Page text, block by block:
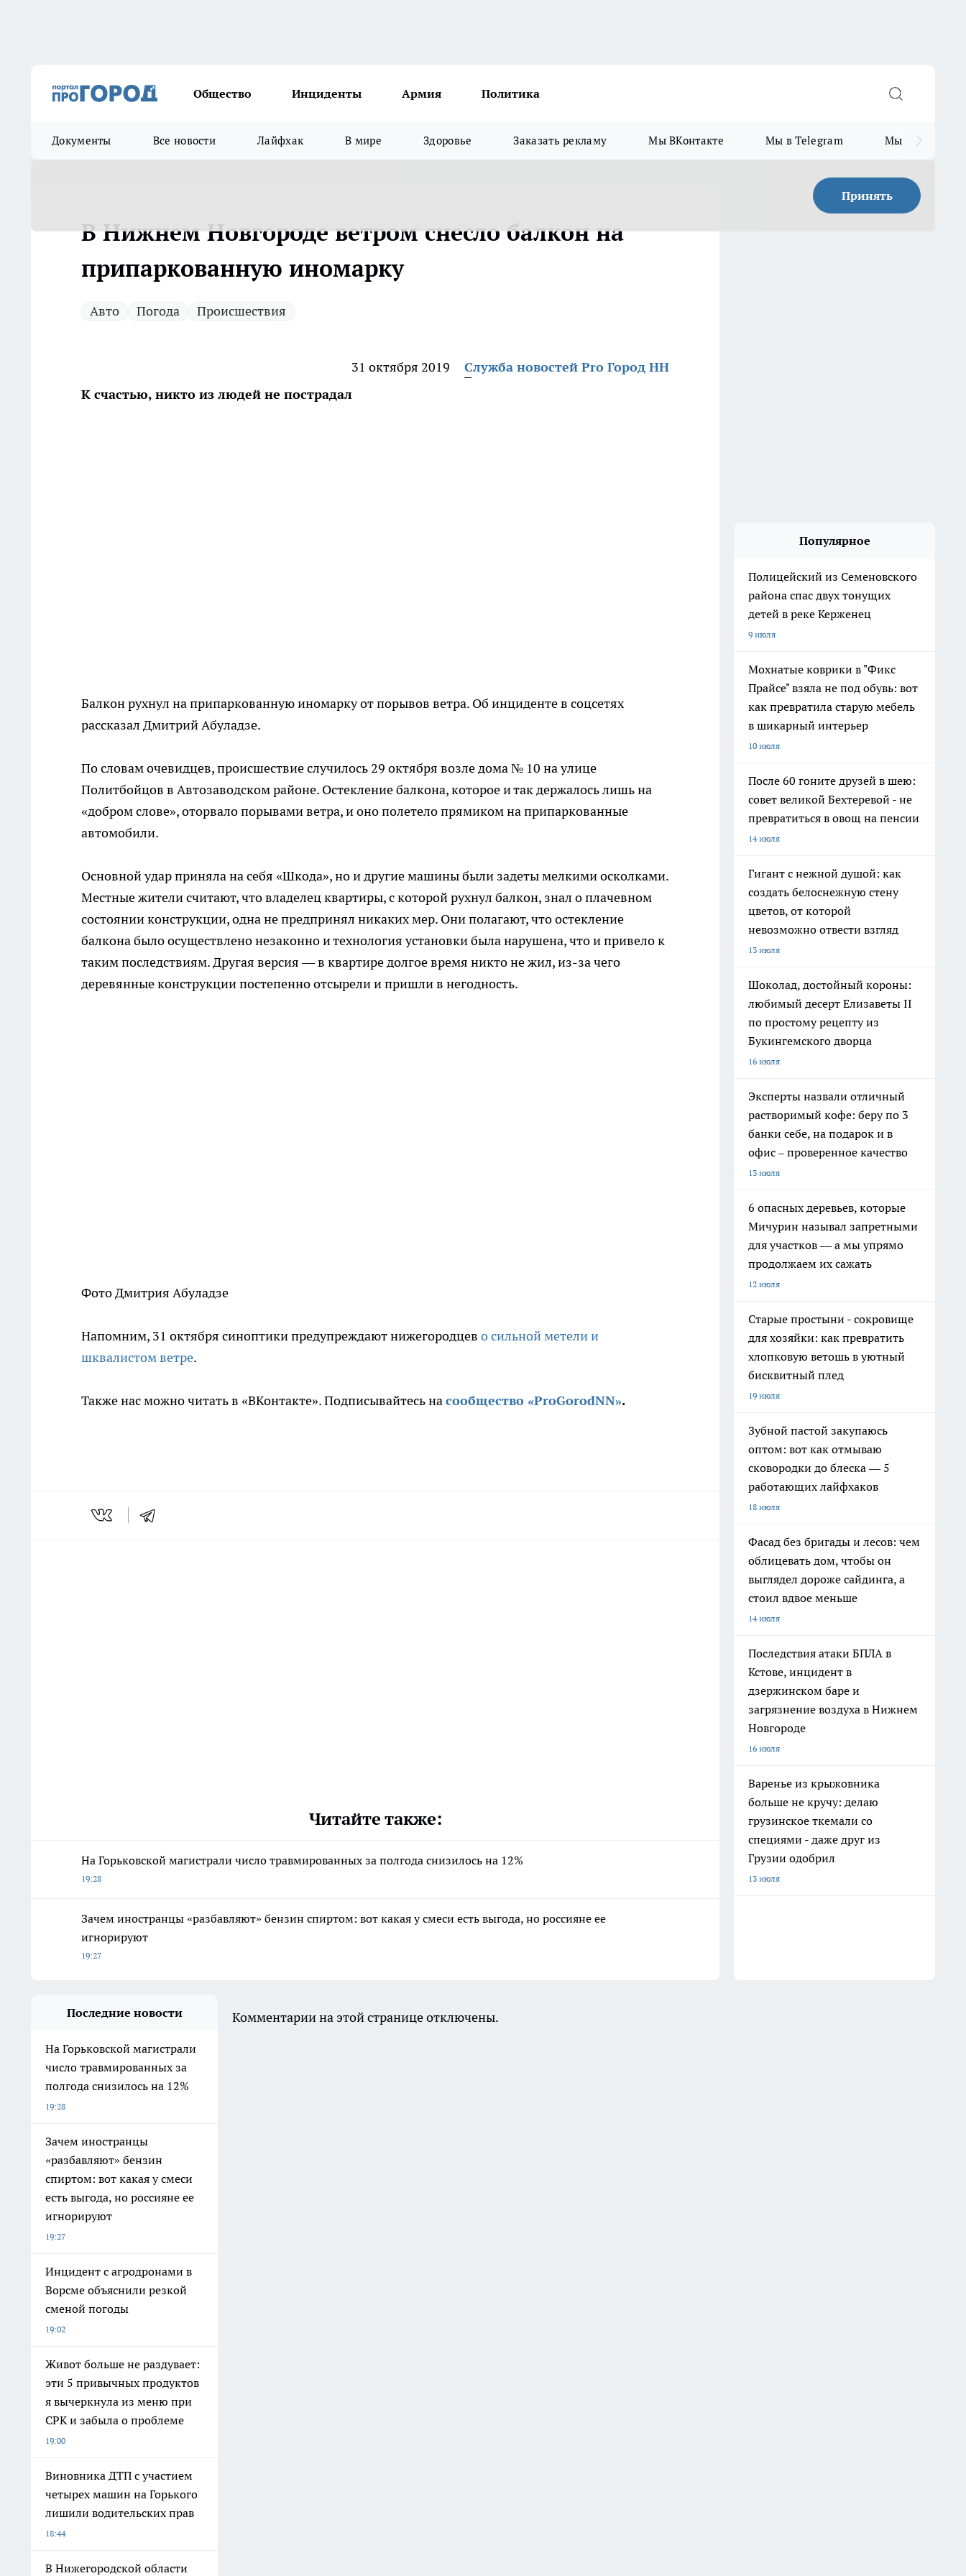
Общество Инциденты Армия Политика
Документы Все новости Лайфхак В мире Здоровье Заказать рекламу Мы ВКонтакте Мы в Telegram Мы в MAX
Принять
В Нижнем Новгороде ветром снесло балкон на
припаркованную иномарку
Авто Погода Происшествия
31 октября 2019
Служба новостей Pro Город НН
К счастью, никто из людей не пострадал
Балкон рухнул на припаркованную иномарку от порывов ветра. Об инциденте в соцсетях
рассказал Дмитрий Абуладзе.
По словам очевидцев, происшествие случилось 29 октября возле дома № 10 на улице
Политбойцов в Автозаводском районе. Остекление балкона, которое и так держалось лишь на
«добром слове», оторвало порывами ветра, и оно полетело прямиком на припаркованные
автомобили.
Основной удар приняла на себя «Шкода», но и другие машины были задеты мелкими осколками.
Местные жители считают, что владелец квартиры, с которой рухнул балкон, знал о плачевном
состоянии конструкции, одна не предпринял никаких мер. Они полагают, что остекление
балкона было осуществлено незаконно и технология установки была нарушена, что и привело к
таким последствиям. Другая версия — в квартире долгое время никто не жил, из-за чего
деревянные конструкции постепенно отсырели и пришли в негодность.
Фото Дмитрия Абуладзе
Напомним, 31 октября синоптики предупреждают нижегородцев о сильной метели и
шквалистом ветре.
Также нас можно читать в «ВКонтакте». Подписывайтесь насообщество «ProGorodNN».
Читайте также:
На Горьковской магистрали число травмированных за полгода снизилось на 12%
19:28
Зачем иностранцы «разбавляют» бензин спиртом: вот какая у смеси есть выгода, но россияне ее
игнорируют
19:27
Популярное
Полицейский из Семеновского
района спас двух тонущих
детей в реке Керженец
9 июля
Мохнатые коврики в "Фикс
Прайсе" взяла не под обувь: вот
как превратила старую мебель
в шикарный интерьер
10 июля
После 60 гоните друзей в шею:
совет великой Бехтеревой - не
превратиться в овощ на пенсии
14 июля
Гигант с нежной душой: как
создать белоснежную стену
цветов, от которой
невозможно отвести взгляд
13 июля
Шоколад, достойный короны:
любимый десерт Елизаветы II
по простому рецепту из
Букингемского дворца
16 июля
Эксперты назвали отличный
растворимый кофе: беру по 3
банки себе, на подарок и в
офис – проверенное качество
13 июля
6 опасных деревьев, которые
Мичурин называл запретными
для участков — а мы упрямо
продолжаем их сажать
12 июля
Старые простыни - сокровище
для хозяйки: как превратить
хлопковую ветошь в уютный
бисквитный плед
19 июля
Зубной пастой закупаюсь
оптом: вот как отмываю
сковородки до блеска — 5
работающих лайфхаков
18 июля
Фасад без бригады и лесов: чем
облицевать дом, чтобы он
выглядел дороже сайдинга, а
стоил вдвое меньше
14 июля
Последствия атаки БПЛА в
Кстове, инцидент в
дзержинском баре и
загрязнение воздуха в Нижнем
Новгороде
16 июля
Варенье из крыжовника
больше не кручу: делаю
грузинское ткемали со
специями - даже друг из
Грузии одобрил
13 июля
Последние новости
На Горьковской магистрали
число травмированных за
полгода снизилось на 12%
19:28
Зачем иностранцы
«разбавляют» бензин
спиртом: вот какая у смеси
есть выгода, но россияне ее
игнорируют
19:27
Инцидент с агродронами в
Ворсме объяснили резкой
сменой погоды
19:02
Живот больше не раздувает:
эти 5 привычных продуктов
я вычеркнула из меню при
СРК и забыла о проблеме
19:00
Виновника ДТП с участием
четырех машин на Горького
лишили водительских прав
18:44
В Нижегородской области
Комментарии на этой странице отключены.